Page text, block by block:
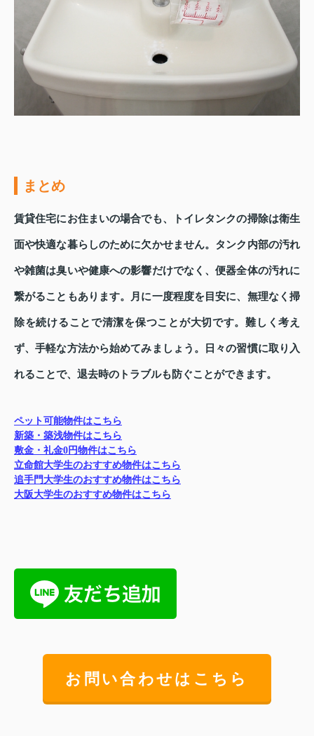
まとめ
賃貸住宅にお住まいの場合でも、トイレタンクの掃除は衛生
面や快適な暮らしのために欠かせません。タンク内部の汚れ
や雑菌は臭いや健康への影響だけでなく、便器全体の汚れに
繋がることもあります。月に一度程度を目安に、無理なく掃
除を続けることで清潔を保つことが大切です。難しく考え
ず、手軽な方法から始めてみましょう。日々の習慣に取り入
れることで、退去時のトラブルも防ぐことができます。
ペット可能物件はこちら
新築・築浅物件はこちら
敷金・礼金0円物件はこちら
立命館大学生のおすすめ物件はこちら
追手門大学生のおすすめ物件はこちら
大阪大学生のおすすめ物件はこちら
お問い合わせはこちら